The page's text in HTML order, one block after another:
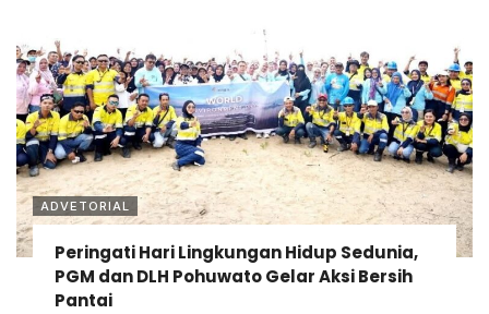
ADVETORIAL
Peringati Hari Lingkungan Hidup Sedunia,
PGM dan DLH Pohuwato Gelar Aksi Bersih
Pantai